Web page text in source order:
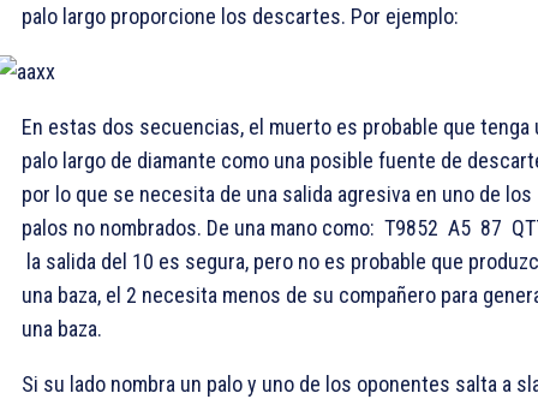
palo largo proporcione los descartes. Por ejemplo:
En estas dos secuencias, el muerto es probable que tenga
palo largo de diamante como una posible fuente de
por lo que se necesita de una salida agresiva en uno de los
palos no nombrados. De una mano como: T9852 A5 87
la salida del 10 es segura, pero no es probable que
una baza, el 2 necesita menos de su compañero para
una baza.
Si su lado nombra un palo y uno de los oponentes salta a